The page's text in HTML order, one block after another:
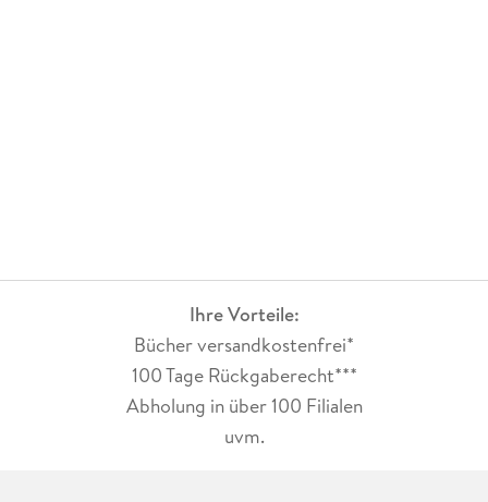
Ihre Vorteile:
Bücher versandkostenfrei*
100 Tage Rückgaberecht***
Abholung in über 100 Filialen
uvm.